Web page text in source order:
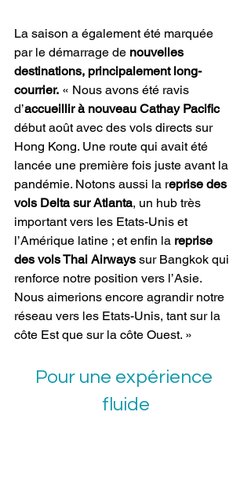
La saison a également été marquée
par le démarrage de nouvelles
destinations, principalement long-
courrier. « Nous avons été ravis
d’accueillir à nouveau Cathay Pacific
début août avec des vols directs sur
Hong Kong. Une route qui avait été
lancée une première fois juste avant la
pandémie. Notons aussi la reprise des
vols Delta sur Atlanta, un hub très
important vers les Etats-Unis et
l’Amérique latine ; et enfin la reprise
des vols Thai Airways sur Bangkok qui
renforce notre position vers l’Asie.
Nous aimerions encore agrandir notre
réseau vers les Etats-Unis, tant sur la
côte Est que sur la côte Ouest. »
Pour une expérience
fluide